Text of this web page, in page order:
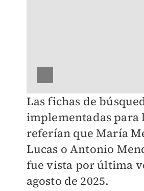
Las fichas de
implementadas para
referían que María
Lucas o Antonio
fue vista por última
agosto de 2025.